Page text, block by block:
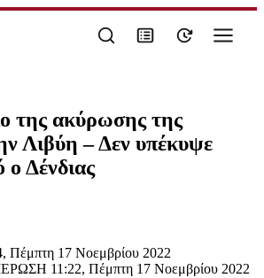
της ακύρωσης της
Λιβύη – Δεν υπέκυψε
ο Δένδιας
Πέμπτη 17 Νοεμβρίου 2022
11:22, Πέμπτη 17 Νοεμβρίου 2022